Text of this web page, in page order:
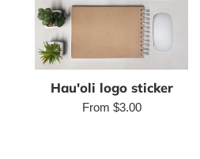
Hau'oli logo sticker
From $3.00